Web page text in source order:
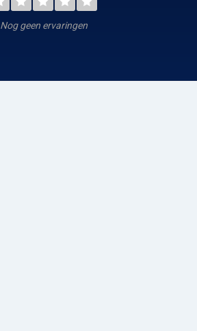
Nog geen ervaringen